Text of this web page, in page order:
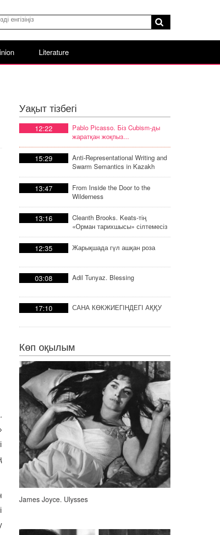
Literature
Уақыт тізбегі
12:22
Pablo Picasso. Біз Cubism-ды
жаратқан жоқпыз...
15:29
Anti-Representational Writing and
Swarm Semantics in Kazakh
Poetic Discourse
13:47
From Inside the Door to the
Wilderness
13:16
Cleanth Brooks. Keats-тің
«Орман тарихшысы» сілтемесіз
тарих
12:35 Жарықшада гүл ашқан роза
03:08 Adil Tunyaz. Blessing
17:10 САНА КӨКЖИЕГІНДЕГІ АҚҚУ
Көп оқылым
James Joyce. Ulysses